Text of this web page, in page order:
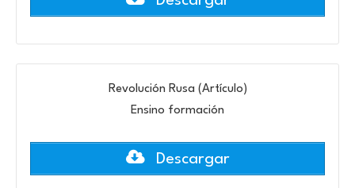
Revolución Rusa (Artículo)
Ensino formación
Descargar